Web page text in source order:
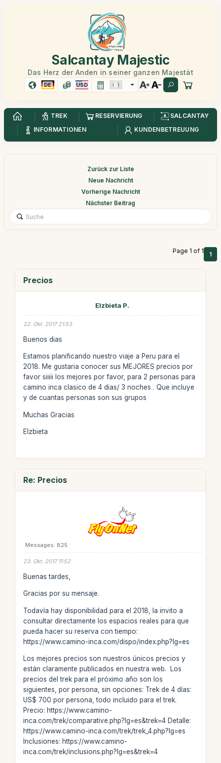
Salcantay Majestic
Das Herz der Anden in seiner ganzen Majestät
DE USD
TREK RESERVIERUNG
SALCANTAY
INFORMATIONEN
KUNDENBETREUUNG
Zurück zur Liste
Neue Nachricht
Vorherige Nachricht
Nächster Beitrag
Page 1 of 1 1
Precios
Elzbieta P.
22. Okt. 2017 21:53
Buenos dias
Estamos planificando nuestro viaje a Peru para el
2018. Me gustaria conocer sus MEJORES precios por
favor siiiii los mejores por favor, para 2 personas para
camino inca clasico de 4 dias/ 3 noches . Que incluye
y de cuantas personas son sus grupos
Muchas Gracias
Elzbieta
Re: Precios
Messages: 825
23. Okt. 2017 11:52
Buenas tardes,
Gracias por su mensaje.
Todavía hay disponibilidad para el 2018, la invito a
consultar directamente los espacios reales para que
pueda hacer su reserva con tiempo:
https://www.camino-inca.com/dispo/index.php?lg=es
Los mejores precios son nuestros únicos precios y
están claramente publicados en nuestra web. Los
precios del trek para el próximo año son los
siguientes, por persona, sin opciones: Trek de 4 días:
US$ 700 por persona, todo incluido para el trek.
Precio: https://www.camino-
inca.com/trek/comparative.php?lg=es&trek=4 Detalle:
https://www.camino-inca.com/trek/trek_4.php?lg=es
Inclusiones: https://www.camino-
inca.com/trek/inclusions.php?lg=es&trek=4